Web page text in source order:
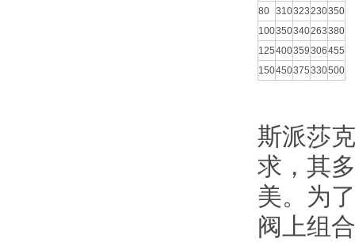
80 310323230350
100350340263380
125400359306455
150450375330500
斯派莎
求，其
美。为
阀上组